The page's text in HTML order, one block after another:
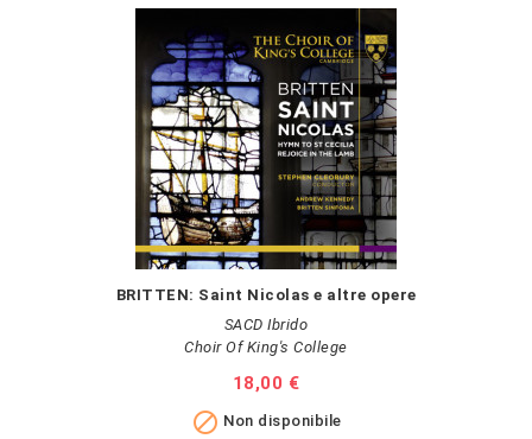
BRITTEN: Saint Nicolas e altre opere
SACD Ibrido
Choir Of King's College
Prezzo
18,00 €
 Non disponibile